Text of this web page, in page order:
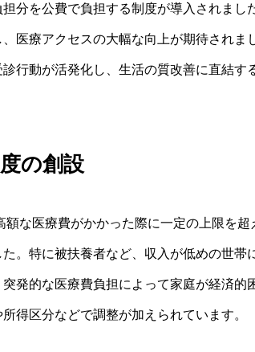
分を公費で負担する制度が導入されまし
医療アクセスの大幅な向上が期待されま
行動が活発化し、生活の質改善に直結す
の創設
額な医療費がかかった際に一定の上限を
。特に被扶養者など、収入が低めの世帯
発的な医療費負担によって家庭が経済的
得区分などで調整が加えられています。